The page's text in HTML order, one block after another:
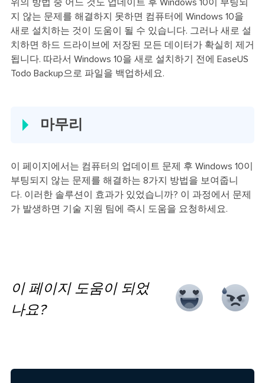
위의 방법 중 어느 것도 업데이트 후 Windows 10이 부팅되
지 않는 문제를 해결하지 못하면 컴퓨터에 Windows 10을
새로 설치하는 것이 도움이 될 수 있습니다. 그러나 새로 설
치하면 하드 드라이브에 저장된 모든 데이터가 확실히 제거
됩니다. 따라서 Windows 10을 새로 설치하기 전에 EaseUS
Todo Backup으로 파일을 백업하세요.
마무리
이 페이지에서는 컴퓨터의 업데이트 문제 후 Windows 10이
부팅되지 않는 문제를 해결하는 8가지 방법을 보여줍니
다. 이러한 솔루션이 효과가 있었습니까? 이 과정에서 문제
가 발생하면 기술 지원 팀에 즉시 도움을 요청하세요.
이 페이지 도움이 되었
나요?